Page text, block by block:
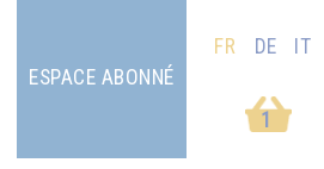
1
ESPACE ABONNÉ
FR DE IT